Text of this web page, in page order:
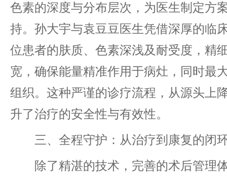
色素的深度与分布层次，为医生制定方
持。孙大宇与袁豆豆医生凭借深厚的临
位患者的肤质、色素深浅及耐受度，精
宽，确保能量精准作用于病灶，同时最
组织。这种严谨的诊疗流程，从源头上
升了治疗的安全性与有效性。
三、全程守护：从治疗到康复的闭
除了精湛的技术，完善的术后管理